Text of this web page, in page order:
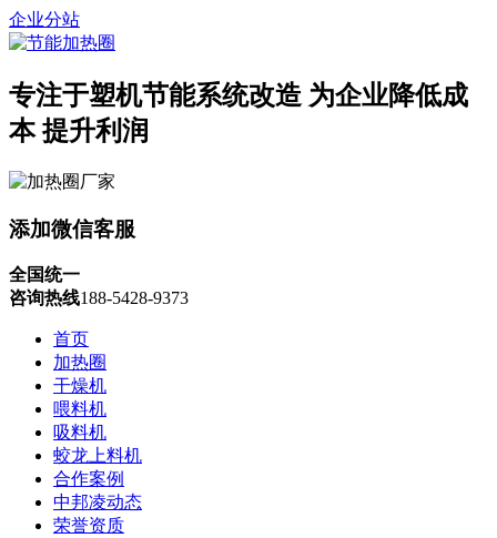
企业分站
专注于塑机节能系统改造 为企业降低成
本 提升利润
添加微信客服
全国统一
咨询热线188-5428-9373
首页
加热圈
干燥机
喂料机
吸料机
蛟龙上料机
合作案例
中邦凌动态
荣誉资质